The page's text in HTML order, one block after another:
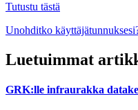
Tutustu tästä
Unohditko
Luetuimmat
GRK:lle infraurakka